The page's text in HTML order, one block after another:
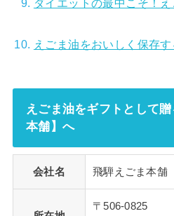
ダイエットの最中こそ！
えごま油をおいしく保存
えごま油をギフトとして
本舗】へ
会社名 飛騨えごま本舗
〒506-0825